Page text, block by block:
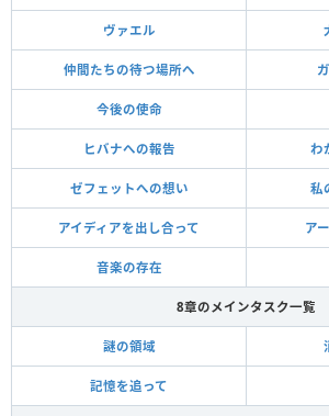
ヴァエル
仲間たちの待つ場所へ
今後の使命
ヒバナへの報告 わ
ゼフェットへの想い 私
アイディアを出し合って ア
音楽の存在
8章のメインタスク一覧
謎の領域
記憶を追って